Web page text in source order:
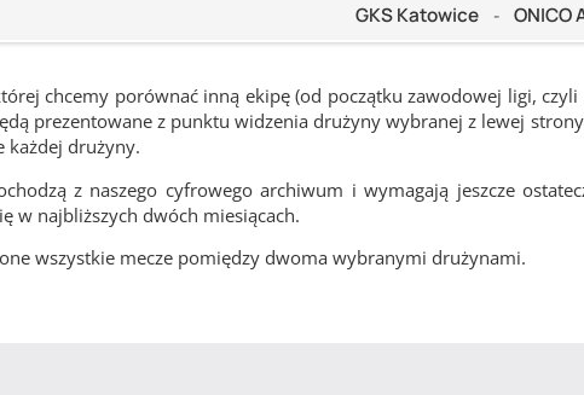
GKS Katowice - ONICO
chcemy porównać inną ekipę (od początku zawodowej ligi,
prezentowane z punktu widzenia drużyny wybranej z lewej
każdej drużyny.
z naszego cyfrowego archiwum i wymagają jeszcze
w najbliższych dwóch miesiącach.
wszystkie mecze pomiędzy dwoma wybranymi drużynami.